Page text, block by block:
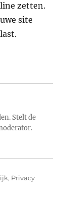
zetten.
site
Stelt de
, Privacy